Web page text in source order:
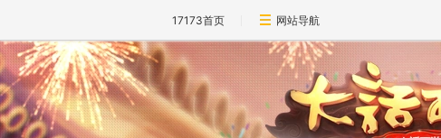
17173首页 网站导航